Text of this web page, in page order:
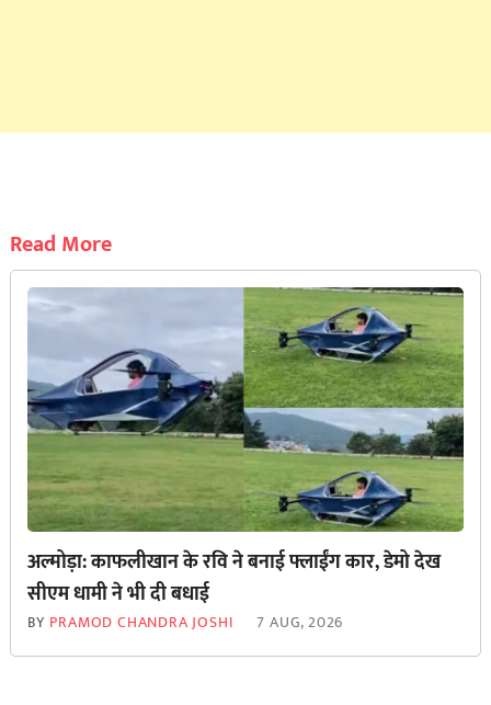
Read More
अल्मोड़ा: काफलीखान के रवि ने बनाई फ्लाईंग कार, डेमो देख
सीएम धामी ने भी दी बधाई
BY PRAMOD CHANDRA JOSHI 7 AUG, 2026